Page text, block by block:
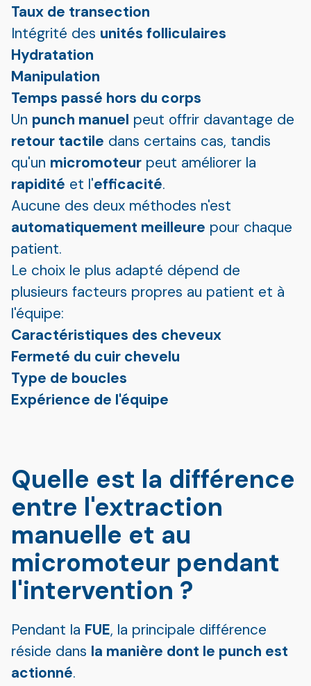
Taux de transection
Intégrité des unités folliculaires
Hydratation
Manipulation
Temps passé hors du corps
Un punch manuel peut offrir davantage de
retour tactile dans certains cas, tandis
qu'un micromoteur peut améliorer la
rapidité et l'efficacité.
Aucune des deux méthodes n'est
automatiquement meilleure pour chaque
patient.
Le choix le plus adapté dépend de
plusieurs facteurs propres au patient et à
l'équipe:
Caractéristiques des cheveux
Fermeté du cuir chevelu
Type de boucles
Expérience de l'équipe
Quelle est la différence
entre l'extraction
manuelle et au
micromoteur pendant
l'intervention ?
Pendant la FUE, la principale différence
réside dans la manière dont le punch est
actionné.